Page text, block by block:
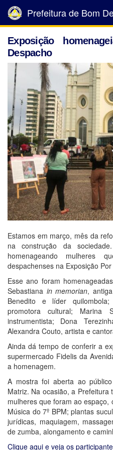
Prefeitura de Bom
Exposição
Despacho
Estamos em março, mês da
na construção da
homenageando mulheres
despachenses na Exposição Por
Esse ano foram
Sebastiana in memorian,
Benedito e líder
promotora cultural; Marina
instrumentista; Dona
Alexandra Couto, artista e
Ainda dá tempo de conferir a
supermercado Fidelis da
a homenagem.
A mostra foi aberta ao
Matriz. Na ocasião, a
mulheres que foram ao
Música do 7º BPM; plantas
jurídicas, maquiagem,
de zumba, alongamento e
Clique aqui e veja os